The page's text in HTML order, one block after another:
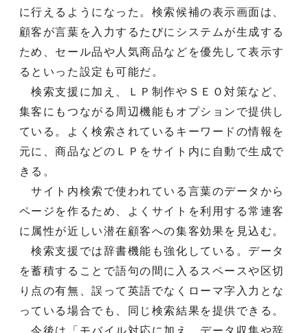
に行えるようになった。検索候補の表示画面は、
顧客が言葉を入力するたびにシステムが生成する
ため、セール品や人気商品などを優先して表示す
るといった設定も可能だ。
検索支援に加え、ＬＰ制作やＳＥＯ対策など、
集客にもつながる周辺機能もオプションで提供し
ている。よく検索されているキーワードの情報を
元に、商品などのＬＰをサイト内に自動で生成で
きる。
サイト内検索で使われている言葉のデータから
ページを作るため、よくサイトを利用する常連客
に属性が近しい潜在顧客への集客効果を見込む。
検索支援では辞書機能も強化している。データ
を蓄積することで語句の間に入るスペースや区切
り点の有無、誤って英語でなくローマ字入力とな
っている場合でも、同じ検索結果を提供できる。
今後は「モバイル対応に加え、データ収集や辞